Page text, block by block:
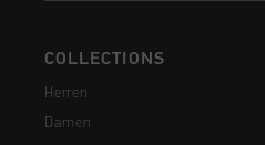
COLLECTIONS
Herren
Damen